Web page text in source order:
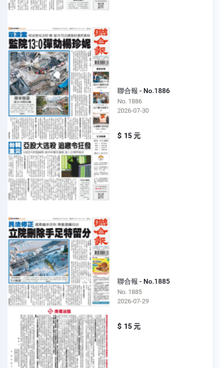
聯合報 - No.1886
No. 1886
2026-07-30
$ 15 元
聯合報 - No.1885
No. 1885
2026-07-29
$ 15 元